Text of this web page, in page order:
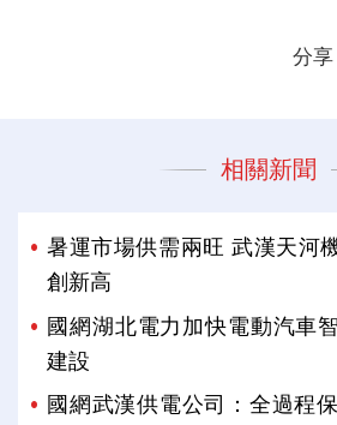
分享
相關新聞
暑運市場供需兩旺 武漢天河
創新高
國網湖北電力加快電動汽車
建設
國網武漢供電公司：全過程